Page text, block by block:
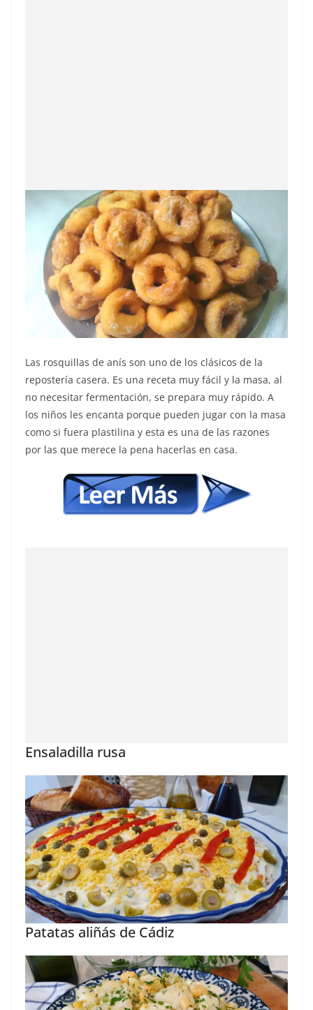
Las rosquillas de anís son uno de los clásicos de la
repostería casera. Es una receta muy fácil y la masa, al
no necesitar fermentación, se prepara muy rápido. A
los niños les encanta porque pueden jugar con la masa
como si fuera plastilina y esta es una de las razones
por las que merece la pena hacerlas en casa.
Ensaladilla rusa
Patatas aliñás de Cádiz